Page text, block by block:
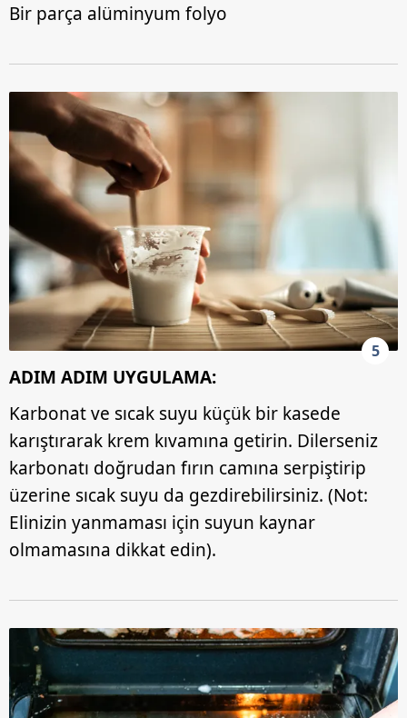
Bir parça alüminyum folyo
5
ADIM ADIM UYGULAMA:
Karbonat ve sıcak suyu küçük bir kasede
karıştırarak krem kıvamına getirin. Dilerseniz
karbonatı doğrudan fırın camına serpiştirip
üzerine sıcak suyu da gezdirebilirsiniz. (Not:
Elinizin yanmaması için suyun kaynar
olmamasına dikkat edin).